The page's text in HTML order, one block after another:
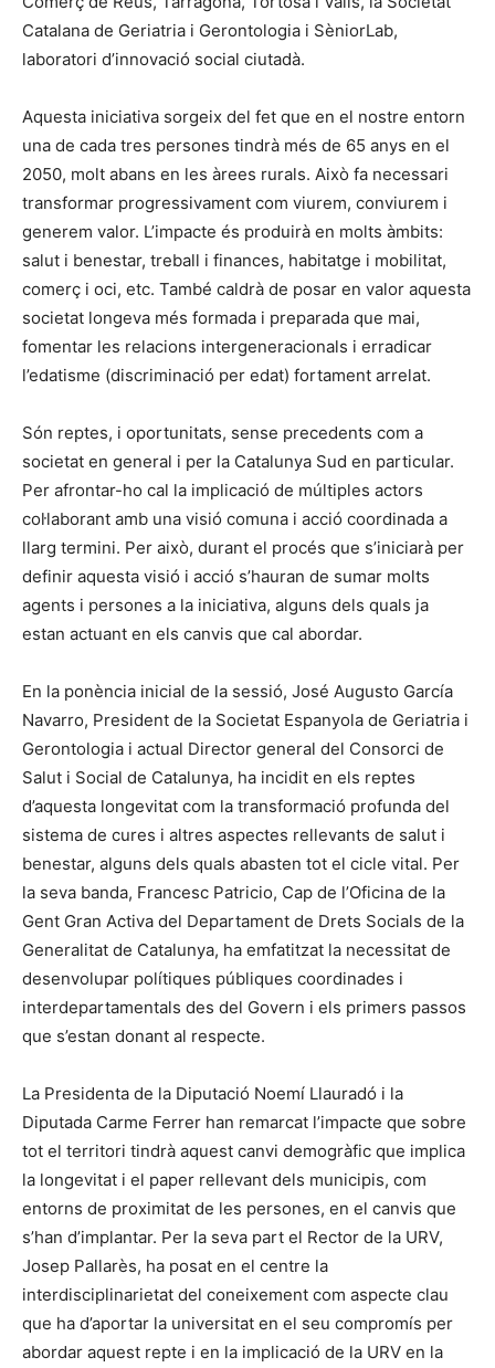
Catalana de Geriatria i Gerontologia i SèniorLab,
laboratori d’innovació social ciutadà.
Aquesta iniciativa sorgeix del fet que en el nostre entorn
una de cada tres persones tindrà més de 65 anys en el
2050, molt abans en les àrees rurals. Això fa necessari
transformar progressivament com viurem, conviurem i
generem valor. L’impacte és produirà en molts àmbits:
salut i benestar, treball i finances, habitatge i mobilitat,
comerç i oci, etc. També caldrà de posar en valor aquesta
societat longeva més formada i preparada que mai,
fomentar les relacions intergeneracionals i erradicar
l’edatisme (discriminació per edat) fortament arrelat.
Són reptes, i oportunitats, sense precedents com a
societat en general i per la Catalunya Sud en particular.
Per afrontar-ho cal la implicació de múltiples actors
col·laborant amb una visió comuna i acció coordinada a
llarg termini. Per això, durant el procés que s’iniciarà per
definir aquesta visió i acció s’hauran de sumar molts
agents i persones a la iniciativa, alguns dels quals ja
estan actuant en els canvis que cal abordar.
En la ponència inicial de la sessió, José Augusto García
Navarro, President de la Societat Espanyola de Geriatria i
Gerontologia i actual Director general del Consorci de
Salut i Social de Catalunya, ha incidit en els reptes
d’aquesta longevitat com la transformació profunda del
sistema de cures i altres aspectes rellevants de salut i
benestar, alguns dels quals abasten tot el cicle vital. Per
la seva banda, Francesc Patricio, Cap de l’Oficina de la
Gent Gran Activa del Departament de Drets Socials de la
Generalitat de Catalunya, ha emfatitzat la necessitat de
desenvolupar polítiques públiques coordinades i
interdepartamentals des del Govern i els primers passos
que s’estan donant al respecte.
La Presidenta de la Diputació Noemí Llauradó i la
Diputada Carme Ferrer han remarcat l’impacte que sobre
tot el territori tindrà aquest canvi demogràfic que implica
la longevitat i el paper rellevant dels municipis, com
entorns de proximitat de les persones, en el canvis que
s’han d’implantar. Per la seva part el Rector de la URV,
Josep Pallarès, ha posat en el centre la
interdisciplinarietat del coneixement com aspecte clau
que ha d’aportar la universitat en el seu compromís per
abordar aquest repte i en la implicació de la URV en la